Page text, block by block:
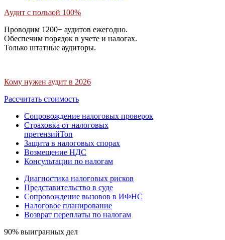
Аудит с пользой 100%
Проводим 1200+ аудитов ежегодно.
Обеспечим порядок в учете и налогах.
Только штатные аудиторы.
Кому нужен аудит в 2026
Рассчитать стоимость
Сопровождение налоговых проверок
Страховка от налоговых
претензийТоп
Защита в налоговых спорах
Возмещение НДС
Консультации по налогам
Диагностика налоговых рисков
Представительство в суде
Сопровождение вызовов в ИФНС
Налоговое планирование
Возврат переплаты по налогам
90% выигранных дел